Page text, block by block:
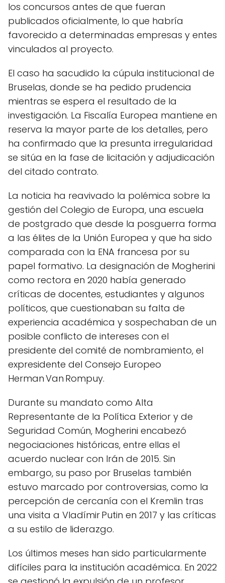
los concursos antes de que fueran
publicados oficialmente, lo que habría
favorecido a determinadas empresas y entes
vinculados al proyecto.
El caso ha sacudido la cúpula institucional de
Bruselas, donde se ha pedido prudencia
mientras se espera el resultado de la
investigación. La Fiscalía Europea mantiene en
reserva la mayor parte de los detalles, pero
ha confirmado que la presunta irregularidad
se sitúa en la fase de licitación y adjudicación
del citado contrato.
La noticia ha reavivado la polémica sobre la
gestión del Colegio de Europa, una escuela
de postgrado que desde la posguerra forma
a las élites de la Unión Europea y que ha sido
comparada con la ENA francesa por su
papel formativo. La designación de Mogherini
como rectora en 2020 había generado
críticas de docentes, estudiantes y algunos
políticos, que cuestionaban su falta de
experiencia académica y sospechaban de un
posible conflicto de intereses con el
presidente del comité de nombramiento, el
expresidente del Consejo Europeo
Herman Van Rompuy.
Durante su mandato como Alta
Representante de la Política Exterior y de
Seguridad Común, Mogherini encabezó
negociaciones históricas, entre ellas el
acuerdo nuclear con Irán de 2015. Sin
embargo, su paso por Bruselas también
estuvo marcado por controversias, como la
percepción de cercanía con el Kremlin tras
una visita a Vladímir Putin en 2017 y las críticas
a su estilo de liderazgo.
Los últimos meses han sido particularmente
difíciles para la institución académica. En 2022